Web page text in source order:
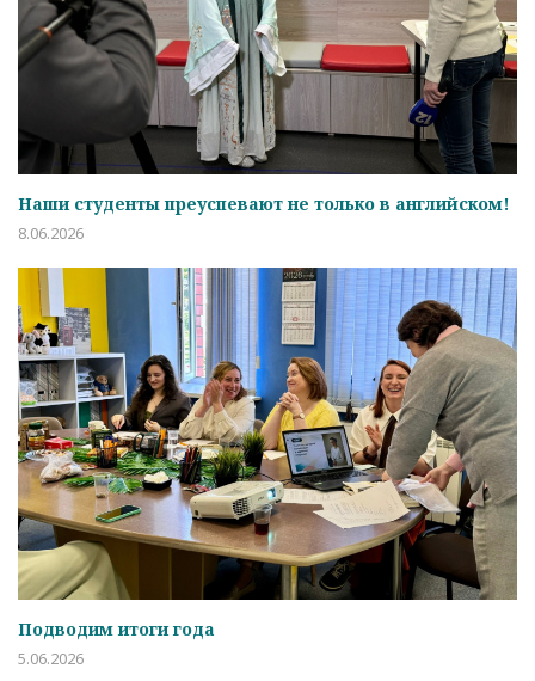
Наши студенты преуспевают не только в английском!
8.06.2026
Подводим итоги года
5.06.2026